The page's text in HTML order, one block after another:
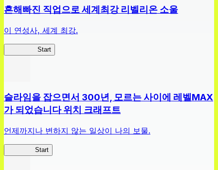
흔해빠진 직업으로 세계최강 리벨리온 소울
이 연성사, 세계 최강.
Start
슬라임을 잡으면서 300년, 모르는 사이에 레벨MAX
가 되었습니다 위치 크래프트
언제까지나 변하지 않는 일상이 나의 보물.
Start